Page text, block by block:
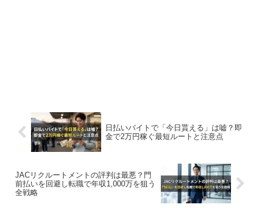
日払いバイトで「今日貰える」は嘘？即
金で2万円稼ぐ最短ルートと注意点
JACリクルートメントの評判は最悪？門
前払いを回避し転職で年収1,000万を狙う
全戦略